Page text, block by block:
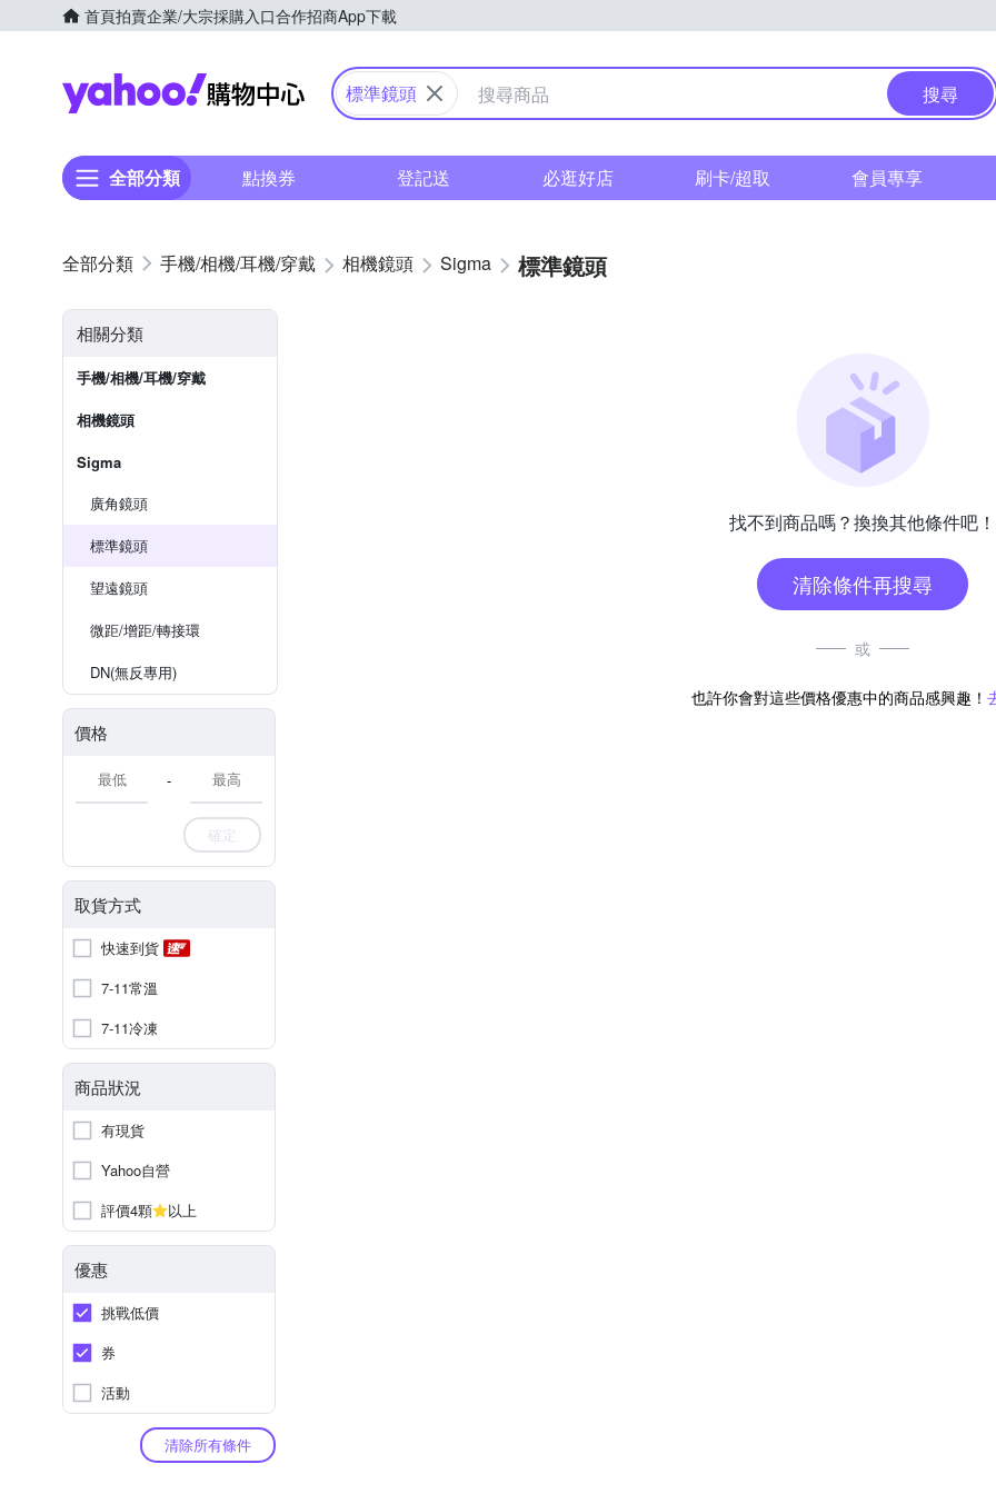
首頁拍賣企業/大宗採購入口合作招商App下載
Yahoo購物中心
標準鏡頭 搜尋
全部分類 點換券 登記送 必逛好店 刷卡/超取 會員專享
手機/相機/耳機/穿戴 相機鏡頭 Sigma 標準鏡頭
相關分類
手機/相機/耳機/穿戴
相機鏡頭
Sigma
廣角鏡頭
標準鏡頭
望遠鏡頭
微距/增距/轉接環
DN(無反專用)
價格
-
確定
取貨方式
快速到貨
7-11常溫
7-11冷凍
商品狀況
有現貨
Yahoo自營
評價4顆
以上
優惠
挑戰低價
券
活動
清除所有條件
找不到商品嗎？換換其他條件吧！
清除條件再搜尋
或
也許你會對這些價格優惠中的商品感興趣！